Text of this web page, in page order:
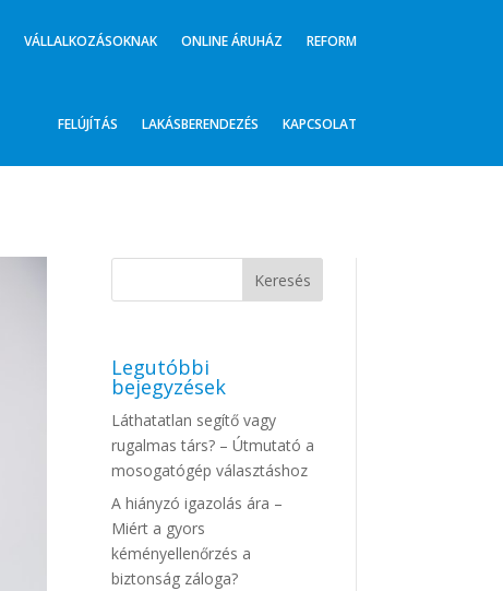
VÁLLALKOZÁSOKNAK ONLINE ÁRUHÁZ REFORM
FELÚJÍTÁS LAKÁSBERENDEZÉS KAPCSOLAT
Legutóbbi
bejegyzések
Láthatatlan segítő vagy
rugalmas társ? – Útmutató a
mosogatógép választáshoz
A hiányzó igazolás ára –
Miért a gyors
kéményellenőrzés a
biztonság záloga?